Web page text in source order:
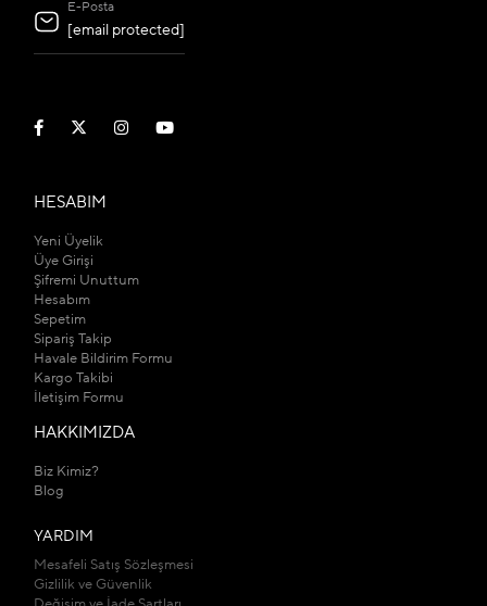
E-Posta
[email protected]
HESABIM
Yeni Üyelik
Üye Girişi
Şifremi Unuttum
Hesabım
Sepetim
Sipariş Takip
Havale Bildirim Formu
Kargo Takibi
İletişim Formu
HAKKIMIZDA
Biz Kimiz?
Blog
YARDIM
Mesafeli Satış Sözleşmesi
Gizlilik ve Güvenlik